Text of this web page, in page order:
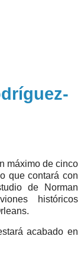
máximo de cinco
que contará con
de Norman
históricos
acabado en